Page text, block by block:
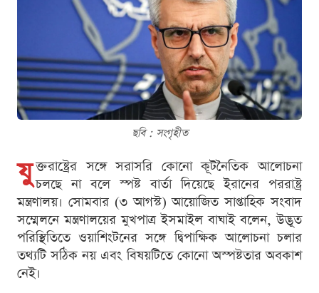
ছবি : সংগৃহীত
যু ক্তরাষ্ট্রের সঙ্গে সরাসরি কোনো কূটনৈতিক আলোচনা
চলছে না বলে স্পষ্ট বার্তা দিয়েছে ইরানের পররাষ্ট্র
মন্ত্রণালয়। সোমবার (৩ আগস্ট) আয়োজিত সাপ্তাহিক সংবাদ
সম্মেলনে মন্ত্রণালয়ের মুখপাত্র ইসমাইল বাঘাই বলেন, উদ্ভূত
পরিস্থিতিতে ওয়াশিংটনের সঙ্গে দ্বিপাক্ষিক আলোচনা চলার
তথ্যটি সঠিক নয় এবং বিষয়টিতে কোনো অস্পষ্টতার অবকাশ
নেই।